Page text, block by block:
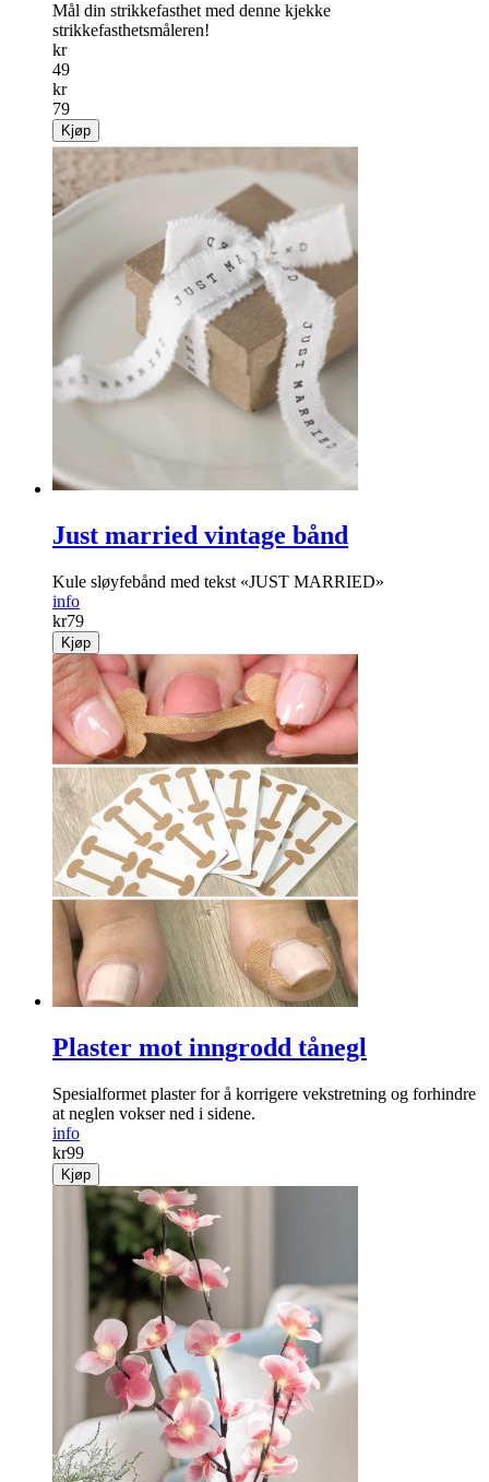
Mål din strikkefasthet med denne kjekke
strikkefasthetsmåleren!
kr
49
kr
79
Kjøp
Just married vintage bånd
Kule sløyfebånd med tekst «JUST MARRIED»
info
kr79
Kjøp
Plaster mot inngrodd tånegl
Spesialformet ­plaster for å ­korrigere vekst­retning og forhindre
at neglen vokser ned i sidene.
info
kr99
Kjøp